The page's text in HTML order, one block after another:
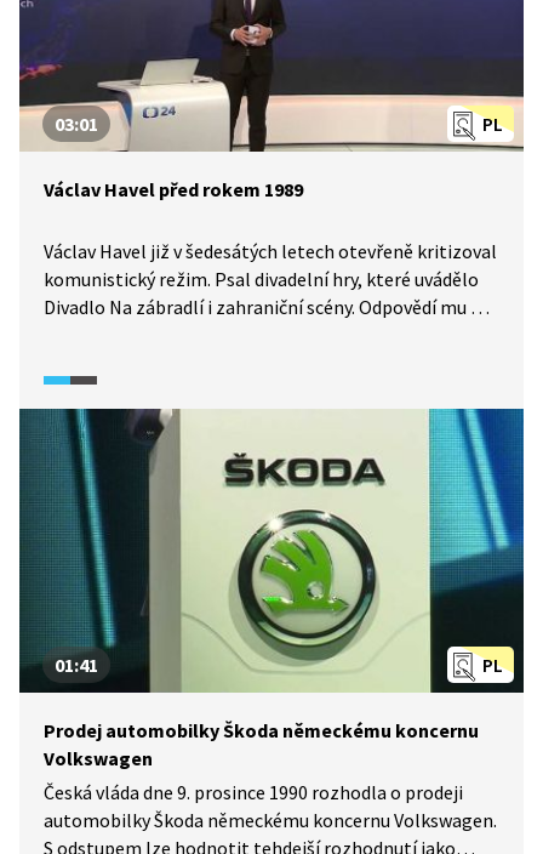
PL
03:01
Václav Havel před rokem 1989
Václav Havel již v šedesátých letech otevřeně kritizoval
komunistický režim. Psal divadelní hry, které uvádělo
Divadlo Na zábradlí i zahraniční scény. Odpovědí mu byl
Havla.
PL
01:41
Prodej automobilky Škoda německému koncernu
Volkswagen
Česká vláda dne 9. prosince 1990 rozhodla o prodeji
automobilky Škoda německému koncernu Volkswagen.
S odstupem lze hodnotit tehdejší rozhodnutí jako